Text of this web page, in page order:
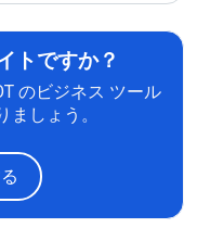
トですか？
のビジネス ツール
しょう。